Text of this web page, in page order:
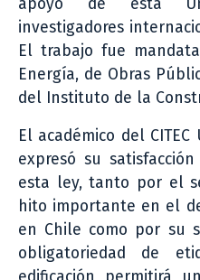
apoyo de esta
investigadores
El trabajo fue
Energía, de Obras
del Instituto de la
El académico del
expresó su
esta ley, tanto por el
hito importante en el
en Chile como por su
obligatoriedad de